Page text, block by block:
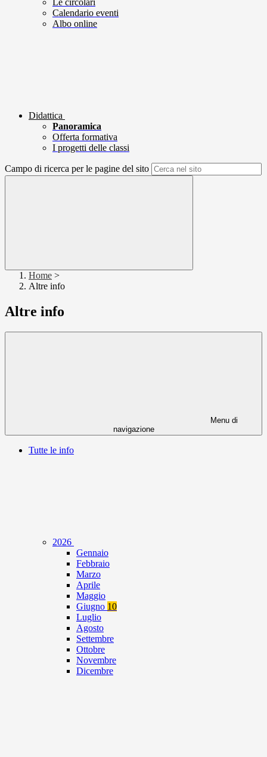
Le circolari
Calendario eventi
Albo online
Didattica
Panoramica
Offerta formativa
I progetti delle classi
Campo di ricerca per le pagine del sito
Home >
Altre info
Altre info
Menu di
navigazione
Tutte le info
2026
Gennaio
Febbraio
Marzo
Aprile
Maggio
Giugno 10
Luglio
Agosto
Settembre
Ottobre
Novembre
Dicembre